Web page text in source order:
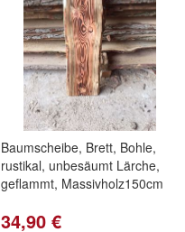
Baumscheibe, Brett, Bohle,
rustikal, unbesäumt Lärche,
geflammt, Massivholz150cm
34,90 €